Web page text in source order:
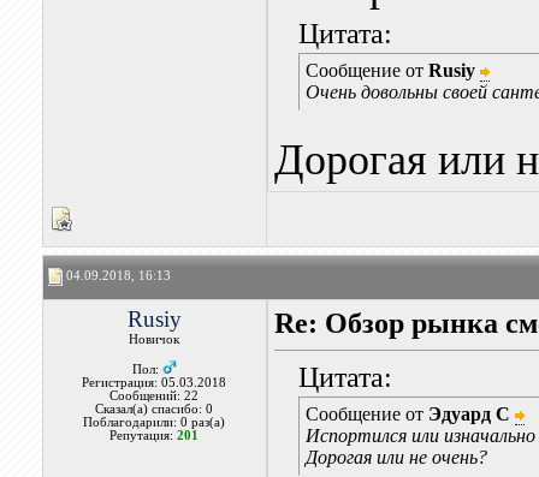
Цитата:
Сообщение от Rusiy
Очень довольны своей
Дорогая или
04.09.2018, 16:13
Rusiy
Новичок
Пол:
Регистрация: 05.03.2018
Сообщений: 22
Сказал(а) спасибо: 0
Поблагодарили: 0 раз(а)
Репутация:201
Re: Обзор рынка
Цитата:
Сообщение от Эдуард С
Испортился или
Дорогая или не очень?